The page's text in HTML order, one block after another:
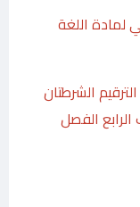
لمادة اللغة
الشرطتان
الفصل